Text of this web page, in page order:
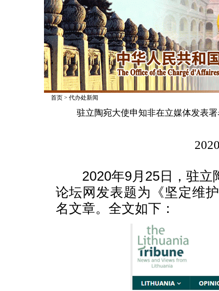
首页> 代办处新闻
驻立陶宛大使申知非在立媒体发表
2020年9月25日，驻立
论坛网发表题为《坚定维
名文章。全文如下：